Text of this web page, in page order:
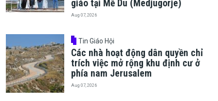
giáo tại Mễ Du (Medjugorje)
Aug 07, 2026
Tin Giáo Hội
Các nhà hoạt động dân quyền chỉ
trích việc mở rộng khu định cư ở
phía nam Jerusalem
Aug 07, 2026